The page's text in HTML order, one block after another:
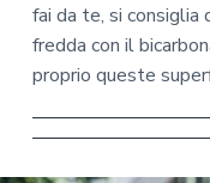
fai da te, si consiglia
fredda con il
proprio queste